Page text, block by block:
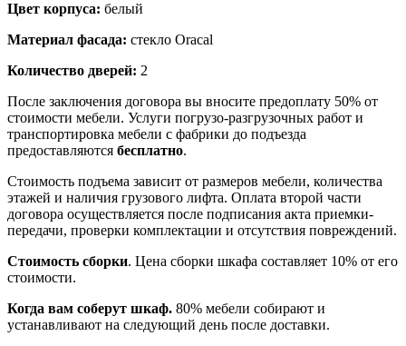
Цвет корпуса: белый
Материал фасада: стекло Oracal
Количество дверей: 2
После заключения договора вы вносите предоплату 50% от
стоимости мебели. Услуги погрузо-разгрузочных работ и
транспортировка мебели с фабрики до подъезда
предоставляются бесплатно.
Стоимость подъема зависит от размеров мебели, количества
этажей и наличия грузового лифта. Оплата второй части
договора осуществляется после подписания акта приемки-
передачи, проверки комплектации и отсутствия повреждений.
Стоимость сборки. Цена сборки шкафа составляет 10% от его
стоимости.
Когда вам соберут шкаф. 80% мебели собирают и
устанавливают на следующий день после доставки.